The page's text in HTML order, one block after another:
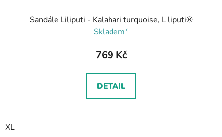
Sandále Liliputi - Kalahari turquoise, Liliputi®
Skladem*
769 Kč
DETAIL
XL